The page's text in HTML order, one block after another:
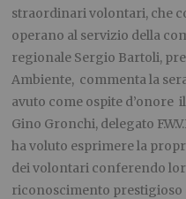
straordinari volontari, che
operano al servizio della
regionale Sergio Bartoli,
Ambiente, commenta la
avuto come ospite d’onore
Gino Gronchi, delegato
ha voluto esprimere la
dei volontari conferendo
riconoscimento prestigioso